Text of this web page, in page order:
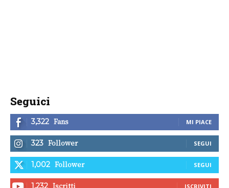
Seguici
3,322 Fans MI PIACE
323 Follower SEGUI
1,002 Follower SEGUI
1,232 Iscritti ISCRIVITI